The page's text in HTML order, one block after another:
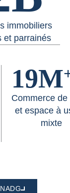
immobiliers
et parrainés
19M
Commerce de
et espace à
mixte